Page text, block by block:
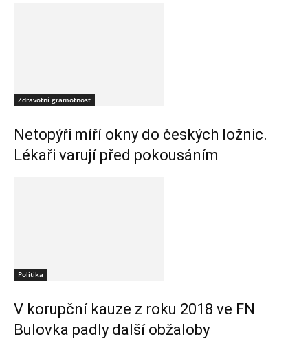
Zdravotní gramotnost
Netopýři míří okny do českých ložnic.
Lékaři varují před pokousáním
Politika
V korupční kauze z roku 2018 ve FN
Bulovka padly další obžaloby